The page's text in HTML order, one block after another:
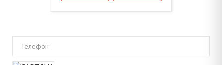
Телефон